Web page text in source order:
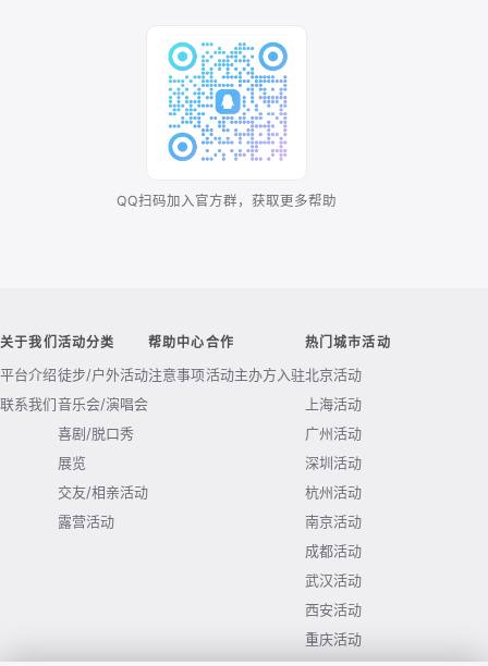
QQ扫码加入官方群，获取更多帮助
关于我们
平台介绍
联系我们
活动分类
徒步/户外活动
音乐会/演唱会
喜剧/脱口秀
展览
交友/相亲活动
露营活动
帮助中心
注意事项
合作
活动主办方入驻
热门城市活动
北京活动
上海活动
广州活动
深圳活动
杭州活动
南京活动
成都活动
武汉活动
西安活动
重庆活动